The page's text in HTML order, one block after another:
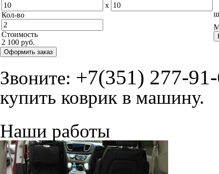
x
Кол-во
Стоимость
2 100 руб.
Оформить заказ
Звоните: +7(351) 277-
купить коврик в машину.
Наши работы